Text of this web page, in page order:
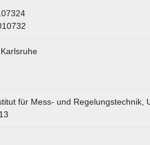
für Mess- und Regelungstechnik,